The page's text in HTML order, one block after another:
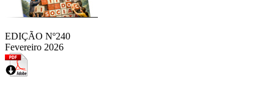
EDIÇÃO Nº240
Fevereiro 2026